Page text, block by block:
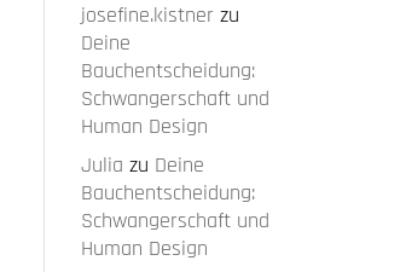
josefine.kistner zu
Deine
Bauchentscheidung:
Schwangerschaft und
Human Design
Julia zu Deine
Bauchentscheidung:
Schwangerschaft und
Human Design